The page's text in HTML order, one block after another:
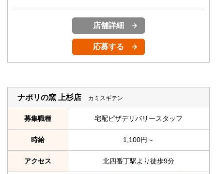
店舗詳細
応募する
ナポリの窯 上杉店 カミスギテン
募集職種 宅配ピザデリバリースタッフ
時給 1,100円～
アクセス 北四番丁駅より徒歩9分